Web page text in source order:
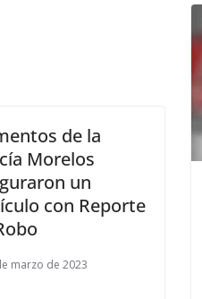
de la
Morelos
un
con Reporte
marzo de 2023